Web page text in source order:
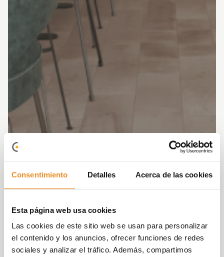
Consentimiento Detalles Acerca de las cookies
Esta página web usa cookies
Las cookies de este sitio web se usan para personalizar
el contenido y los anuncios, ofrecer funciones de redes
sociales y analizar el tráfico. Además, compartimos